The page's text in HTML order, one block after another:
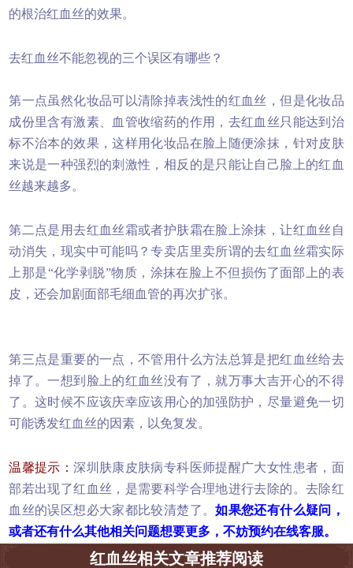
的根治红血丝的效果。
去红血丝不能忽视的三个误区有哪些？
第一点虽然化妆品可以清除掉表浅性的红血丝，但是化妆品
成份里含有激素、血管收缩药的作用，去红血丝只能达到治
标不治本的效果，这样用化妆品在脸上随便涂抹，针对皮肤
来说是一种强烈的刺激性，相反的是只能让自己脸上的红血
丝越来越多。
第二点是用去红血丝霜或者护肤霜在脸上涂抹，让红血丝自
动消失，现实中可能吗？专卖店里卖所谓的去红血丝霜实际
上那是“化学剥脱”物质，涂抹在脸上不但损伤了面部上的表
皮，还会加剧面部毛细血管的再次扩张。
第三点是重要的一点，不管用什么方法总算是把红血丝给去
掉了。一想到脸上的红血丝没有了，就万事大吉开心的不得
了。这时候不应该庆幸应该用心的加强防护，尽量避免一切
可能诱发红血丝的因素，以免复发。
温馨提示：深圳肤康皮肤病专科医师提醒广大女性患者，面
部若出现了红血丝，是需要科学合理地进行去除的。去除红
血丝的误区想必大家都比较清楚了。如果您还有什么疑问，
或者还有什么其他相关问题想要更多，不妨预约在线客服。
红血丝相关文章推荐阅读